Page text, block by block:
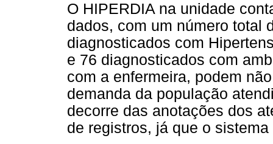
O HIPERDIA na unidade
dados, com um número total
diagnosticados com
e 76 diagnosticados com
com a enfermeira, podem
demanda da população
decorre das anotações dos
de registros, já que o